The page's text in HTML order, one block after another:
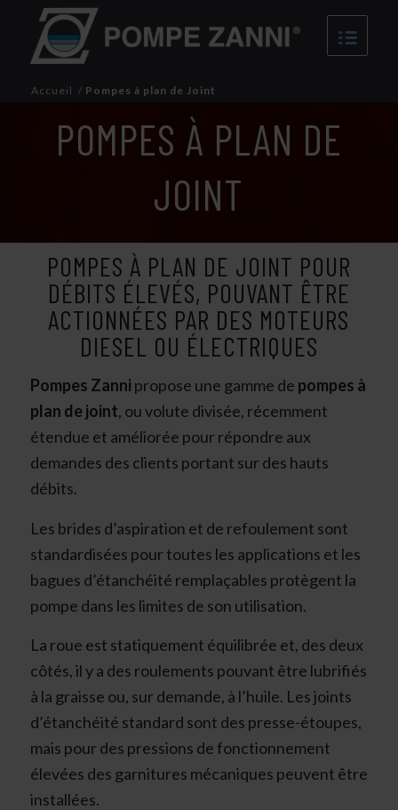
Accueil / Pompes à plan de Joint
POMPES À PLAN DE
JOINT
POMPES À PLAN DE JOINT POUR
DÉBITS ÉLEVÉS, POUVANT ÊTRE
ACTIONNÉES PAR DES MOTEURS
DIESEL OU ÉLECTRIQUES
Pompes Zanni propose une gamme de pompes à
plan de joint, ou volute divisée, récemment
étendue et améliorée pour répondre aux
demandes des clients portant sur des hauts
débits.
Les brides d’aspiration et de refoulement sont
standardisées pour toutes les applications et les
bagues d’étanchéité remplaçables protègent la
pompe dans les limites de son utilisation.
La roue est statiquement équilibrée et, des deux
côtés, il y a des roulements pouvant être lubrifiés
à la graisse ou, sur demande, à l’huile. Les joints
d’étanchéité standard sont des presse-étoupes,
mais pour des pressions de fonctionnement
élevées des garnitures mécaniques peuvent être
installées.